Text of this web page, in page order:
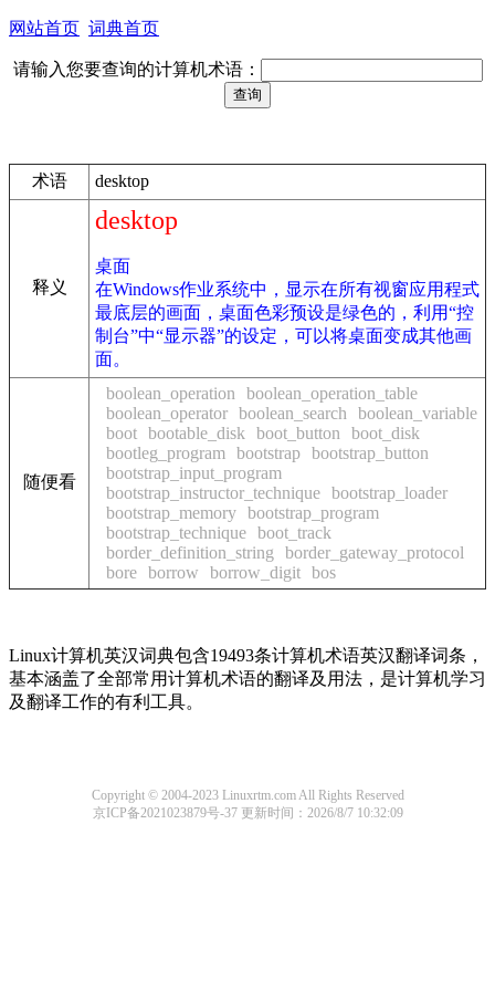
网站首页 词典首页
请输入您要查询的计算机术语：
术语 desktop
释义
desktop
桌面
在Windows作业系统中，显示在所有视窗应用程式
最底层的画面，桌面色彩预设是绿色的，利用“控
制台”中“显示器”的设定，可以将桌面变成其他画
面。
随便看
boolean_operation
boolean_operation_table
boolean_operator boolean_search
boolean_variable
boot bootable_disk boot_button
boot_disk
bootleg_program
bootstrap bootstrap_button
bootstrap_input_program
bootstrap_instructor_technique bootstrap_loader
bootstrap_memory bootstrap_program
bootstrap_technique boot_track
border_definition_string
border_gateway_protocol
bore borrow borrow_digit bos
Linux计算机英汉词典包含19493条计算机术语英汉翻译词条，
基本涵盖了全部常用计算机术语的翻译及用法，是计算机学习
及翻译工作的有利工具。
Copyright © 2004-2023 Linuxrtm.com All Rights Reserved
京ICP备2021023879号-37更新时间：2026/8/7 10:32:09